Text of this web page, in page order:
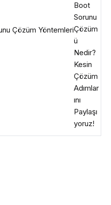
Boot
Sorunu
Çözüm
ü
Nedir?
Kesin
Çözüm
Adımlar
ını
Paylaşı
yoruz!